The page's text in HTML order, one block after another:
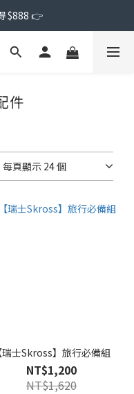
$888 👉
件
每頁顯示 24 個
瑞士Skross】旅行必備組
NT$1,200
NT$1,620